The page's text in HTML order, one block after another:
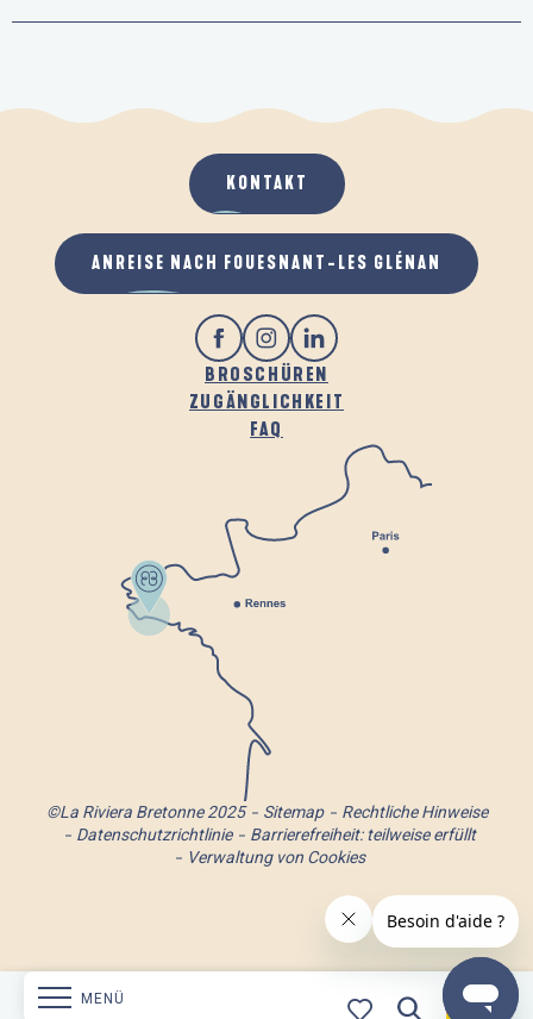
MENÜ
BROSCHÜREN
ZUGÄNGLICHKEIT
FAQ
KONTAKT
ANREISE NACH FOUESNANT-LES GLÉNAN
©La Riviera Bretonne 2025 Sitemap
Rechtliche Hinweise
Datenschutzrichtlinie
Barrierefreiheit: teilweise erfüllt
Verwaltung von Cookies